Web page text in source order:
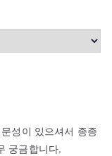
성이 있으셔서 종종
궁금합니다.